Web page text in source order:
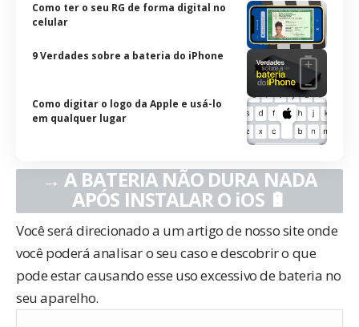
Como ter o seu RG de forma digital no
celular
9 Verdades sobre a bateria do iPhone
Como digitar o logo da Apple e usá-lo
em qualquer lugar
→ A BATERIA NÃO DURA NADA
APÓS INSTALAR O iOS🔋
Você será direcionado a um artigo de nosso site onde
você poderá analisar o seu caso e descobrir o que
pode estar causando esse uso excessivo de bateria no
seu aparelho.